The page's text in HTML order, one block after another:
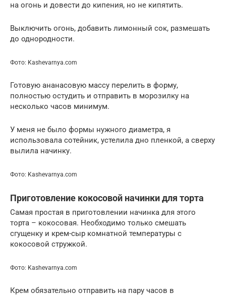
на огонь и довести до кипения, но не кипятить.
Выключить огонь, добавить лимонный сок, размешать
до однородности.
Фото: Kashevarnya.com
Готовую ананасовую массу перелить в форму,
полностью остудить и отправить в морозилку на
несколько часов минимум.
У меня не было формы нужного диаметра, я
использовала сотейник, устелила дно пленкой, а сверху
вылила начинку.
Фото: Kashevarnya.com
Приготовление кокосовой начинки для торта
Самая простая в приготовлении начинка для этого
торта – кокосовая. Необходимо только смешать
сгущенку и крем-сыр комнатной температуры с
кокосовой стружкой.
Фото: Kashevarnya.com
Крем обязательно отправить на пару часов в